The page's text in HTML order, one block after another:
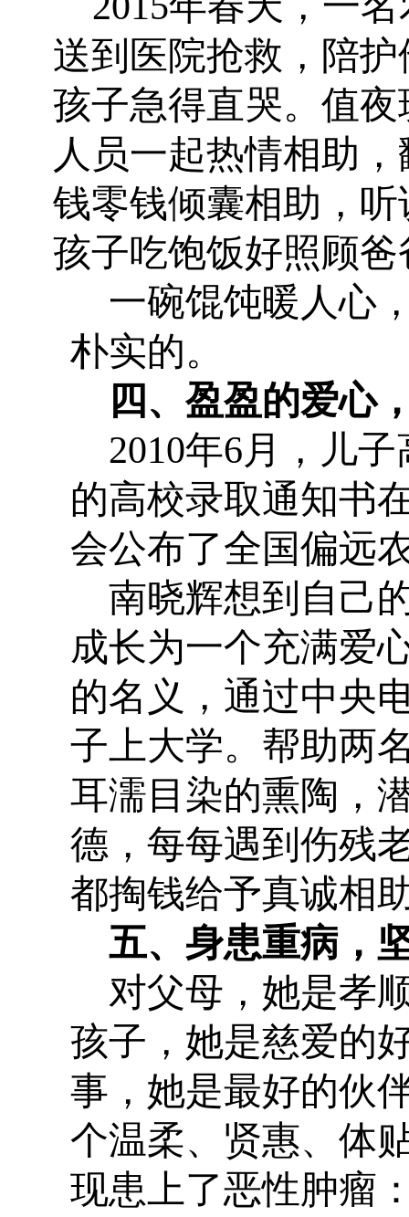
送到医院抢救，陪
孩子急得直哭。值
人员一起热情相助
钱零钱倾囊相助，
孩子吃饱饭好照顾爸
一碗馄饨暖人心
朴实的。
四、盈盈的爱心
2010年6月，儿
的高校录取通知书
会公布了全国偏远
南晓辉想到自己
成长为一个充满爱
的名义，通过中央
子上大学。帮助两
耳濡目染的熏陶，
德，每每遇到伤残
都掏钱给予真诚相
五、身患重病，
对父母，她是孝
孩子，她是慈爱的
事，她是最好的伙
个温柔、贤惠、体
现患上了恶性肿瘤